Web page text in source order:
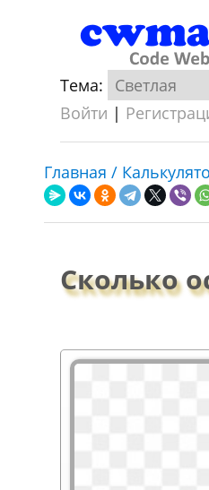
Тема:
Войти |
Главная /
Сколько